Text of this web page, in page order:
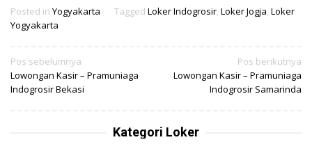
Posted in Yogyakarta Tagged Loker Indogrosir, Loker Jogja, Loker
Yogyakarta
Navigasi
pos
Pos sebelumnya
Lowongan Kasir – Pramuniaga
Indogrosir Bekasi
Pos berikutnya
Lowongan Kasir – Pramuniaga
Indogrosir Samarinda
Kategori Loker